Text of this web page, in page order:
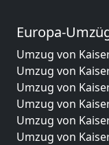
Europa-
Umzug von
Umzug von
Umzug von
Umzug von
Umzug von
Umzug von